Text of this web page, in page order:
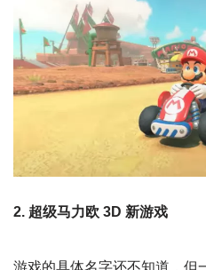
2. 超级马力欧 3D 新游戏
游戏的具体名字还不知道，但